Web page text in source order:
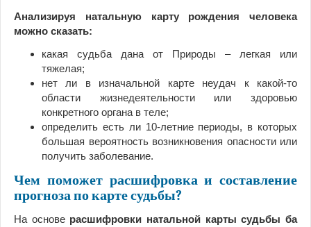
Анализируя натальную карту рождения человека
можно сказать:
какая судьба дана от Природы – легкая или
тяжелая;
нет ли в изначальной карте неудач к какой-то
области жизнедеятельности или здоровью
конкретного органа в теле;
определить есть ли 10-летние периоды, в которых
большая вероятность возникновения опасности или
получить заболевание.
Чем поможет расшифровка и составление
прогноза по карте судьбы?
На основе расшифровки натальной карты судьбы ба